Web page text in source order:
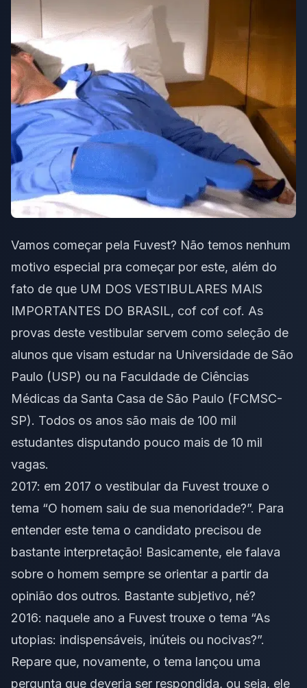
Vamos começar pela Fuvest? Não temos nenhum
motivo especial pra começar por este, além do
fato de que UM DOS VESTIBULARES MAIS
IMPORTANTES DO BRASIL, cof cof cof. As
provas deste vestibular servem como seleção de
alunos que visam estudar na Universidade de São
Paulo (USP) ou na Faculdade de Ciências
Médicas da Santa Casa de São Paulo (FCMSC-
SP). Todos os anos são mais de 100 mil
estudantes disputando pouco mais de 10 mil
vagas.
2017: em 2017 o vestibular da Fuvest trouxe o
tema “O homem saiu de sua menoridade?”. Para
entender este tema o candidato precisou de
bastante interpretação! Basicamente, ele falava
sobre o homem sempre se orientar a partir da
opinião dos outros. Bastante subjetivo, né?
2016: naquele ano a Fuvest trouxe o tema “As
utopias: indispensáveis, inúteis ou nocivas?”.
Repare que, novamente, o tema lançou uma
pergunta que deveria ser respondida, ou seja, ele